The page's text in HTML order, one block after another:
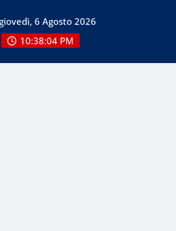
6 Agosto 2026
10:38:06 PM